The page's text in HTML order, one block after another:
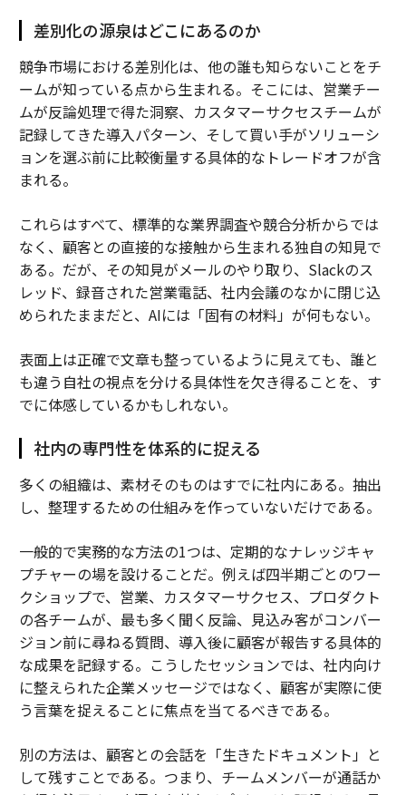
差別化の源泉はどこにあるのか
競争市場における差別化は、他の誰も知らないことをチ
ームが知っている点から生まれる。そこには、営業チー
ムが反論処理で得た洞察、カスタマーサクセスチームが
記録してきた導入パターン、そして買い手がソリューシ
ョンを選ぶ前に比較衡量する具体的なトレードオフが含
まれる。
これらはすべて、標準的な業界調査や競合分析からでは
なく、顧客との直接的な接触から生まれる独自の知見で
ある。だが、その知見がメールのやり取り、Slackのス
レッド、録音された営業電話、社内会議のなかに閉じ込
められたままだと、AIには「固有の材料」が何もない。
表面上は正確で文章も整っているように見えても、誰と
も違う自社の視点を分ける具体性を欠き得ることを、す
でに体感しているかもしれない。
社内の専門性を体系的に捉える
多くの組織は、素材そのものはすでに社内にある。抽出
し、整理するための仕組みを作っていないだけである。
一般的で実務的な方法の1つは、定期的なナレッジキャ
プチャーの場を設けることだ。例えば四半期ごとのワー
クショップで、営業、カスタマーサクセス、プロダクト
の各チームが、最も多く聞く反論、見込み客がコンバー
ジョン前に尋ねる質問、導入後に顧客が報告する具体的
な成果を記録する。こうしたセッションでは、社内向け
に整えられた企業メッセージではなく、顧客が実際に使
う言葉を捉えることに焦点を当てるべきである。
別の方法は、顧客との会話を「生きたドキュメント」と
して残すことである。つまり、チームメンバーが通話か